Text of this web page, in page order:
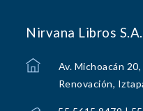
Nirvana Libros S.A.
Av. Michoacán
Renovación,